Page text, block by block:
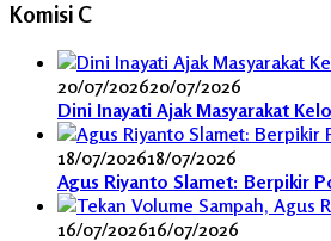
Komisi C
20/07/202620/07/2026
Dini Inayati Ajak Masyarakat
18/07/202618/07/2026
Agus Riyanto Slamet: Berpikir
16/07/202616/07/2026